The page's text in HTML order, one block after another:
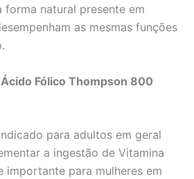
forma natural presente em
as mesmas funções
Fólico Thompson 800
para adultos em geral
a ingestão de Vitamina
importante para mulheres em